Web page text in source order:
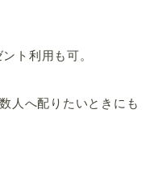
ト利用も可。
人へ配りたいときにも